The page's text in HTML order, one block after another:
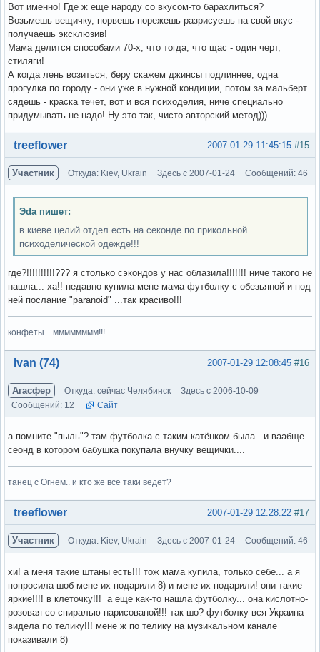
Вот именно! Где ж еще народу со вкусом-то барахлиться?
Возьмешь вещичку, порвешь-порежешь-разрисуешь на свой вкус -
получаешь эксклюзив!
Мама делится способами 70-х, что тогда, что щас - один черт,
стиляги!
А когда лень возиться, беру скажем джинсы подлиннее, одна
прогулка по городу - они уже в нужной кондиции, потом за мальберт
сядешь - краска течет, вот и вся психоделия, ниче специально
придумывать не надо! Ну это так, чисто авторский метод)))
Вне форума #15
2007-01-29 11:45:15
treeflower
Участник Откуда: Kiev, Ukrain Здесь с 2007-01-24 Сообщений: 46
Эda пишет:
в киеве целий отдел есть на секонде по прикольной
психоделической одежде!!!
где?!!!!!!!!!!??? я столько сэкондов у нас облазила!!!!!!! ниче такого не
нашла... ха!! недавно купила мене мама футболку с обезьяной и под
ней послание "paranoid" ...так красиво!!!
конфеты....мммммммм!!!
Вне форума #16
2007-01-29 12:08:45
Ivan (74)
Агасфер Откуда: сейчас Челябинск
Здесь с 2006-10-09
Сообщений: 12
Сайт
а помните "пыль"? там футболка с таким катёнком была.. и ваабще
сеонд в котором бабушка покупала внучку вещички....
танец с Огнем.. и кто же все таки ведет?
Вне форума #17
2007-01-29 12:28:22
treeflower
Участник Откуда: Kiev, Ukrain Здесь с 2007-01-24 Сообщений: 46
хи! а меня такие штаны есть!!! тож мама купила, только себе... а я
попросила шоб мене их подарили 8) и мене их подарили! они такие
яркие!!!! в клеточку!!! а еще как-то нашла футболку... она кислотно-
розовая со спиралью нарисованой!!! так шо? футболку вся Украина
видела по телику!!! мене ж по телику на музикальном канале
показивали 8)